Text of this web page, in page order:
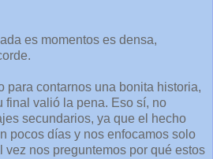
es momentos es densa,
para contarnos una bonita historia,
final valió la pena. Eso sí, no
secundarios, ya que el hecho
pocos días y nos enfocamos solo
vez nos preguntemos por qué estos